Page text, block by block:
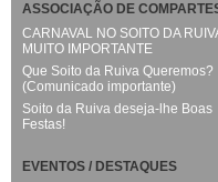
ASSOCIAÇÃO DE
CARNAVAL NO SOITO DA
MUITO IMPORTANTE
Que Soito da Ruiva Queremos?
(Comunicado importante)
Soito da Ruiva deseja-lhe Boas
Festas!
EVENTOS / DESTAQUES